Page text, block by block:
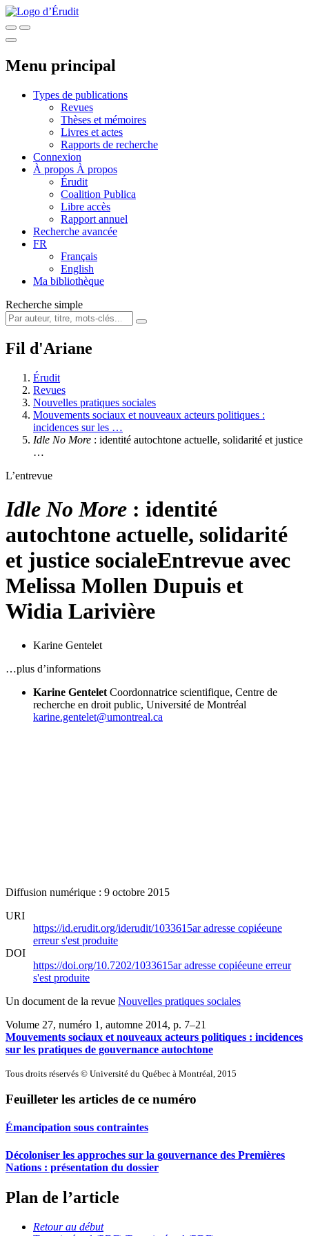
Menu principal
Types de publications
Revues
Thèses et mémoires
Livres et actes
Rapports de recherche
Connexion
À propos À propos
Érudit
Coalition Publica
Libre accès
Rapport annuel
Recherche avancée
FR
Français
English
Ma bibliothèque
Recherche simple
Fil d'Ariane
Érudit
Revues
Nouvelles pratiques sociales
Mouvements sociaux et nouveaux acteurs politiques :
incidences sur les …
Idle No More : identité autochtone actuelle, solidarité et justice
…
L’entrevue
Idle No More : identité
autochtone actuelle, solidarité
et justice socialeEntrevue avec
Melissa Mollen Dupuis et
Widia Larivière
Karine Gentelet
…plus d’informations
Karine Gentelet Coordonnatrice scientifique, Centre de
recherche en droit public, Université de Montréal
karine.gentelet@umontreal.ca
Diffusion numérique : 9 octobre 2015
URI
https://id.erudit.org/iderudit/1033615aradresse copiéeune
erreur s'est produite
DOI
https://doi.org/10.7202/1033615aradresse copiéeune erreur
s'est produite
Un document de la revue Nouvelles pratiques sociales
Volume 27, numéro 1, automne 2014, p. 7–21
Mouvements sociaux et nouveaux acteurs politiques : incidences
sur les pratiques de gouvernance autochtone
Tous droits réservés © Université du Québec à Montréal, 2015
Feuilleter les articles de ce numéro
Émancipation sous contraintes
Décoloniser les approches sur la gouvernance des Premières
Nations : présentation du dossier
Plan de l’article
Retour au début